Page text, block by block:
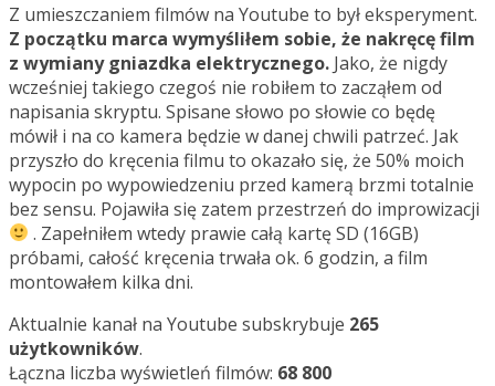
Z umieszczaniem filmów na Youtube to był eksperyment.
Z początku marca wymyśliłem sobie, że nakręcę film
z wymiany gniazdka elektrycznego. Jako, że nigdy
wcześniej takiego czegoś nie robiłem to zacząłem od
napisania skryptu. Spisane słowo po słowie co będę
mówił i na co kamera będzie w danej chwili patrzeć. Jak
przyszło do kręcenia filmu to okazało się, że 50% moich
wypocin po wypowiedzeniu przed kamerą brzmi totalnie
bez sensu. Pojawiła się zatem przestrzeń do improwizacji
. Zapełniłem wtedy prawie całą kartę SD (16GB)
próbami, całość kręcenia trwała ok. 6 godzin, a film
montowałem kilka dni.
Aktualnie kanał na Youtube subskrybuje 265
użytkowników.
Łączna liczba wyświetleń filmów: 68 800